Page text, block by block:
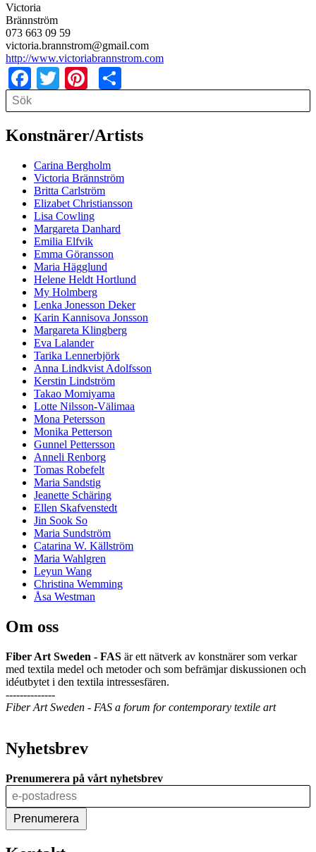
Victoria
Brännström
073 663 09 59
victoria.brannstrom@gmail.com
http://www.victoriabrannstrom.com
Facebook
TwitterPinterest
Search
Search
Konstnärer/Artists
Carina Bergholm
Victoria Brännström
Britta Carlström
Elizabet Christiansson
Lisa Cowling
Margareta Danhard
Emilia Elfvik
Emma Göransson
Maria Hägglund
Helene Heldt Hortlund
My Holmberg
Lenka Jonesson Deker
Karin Kannisova Jonsson
Margareta Klingberg
Eva Lalander
Tarika Lennerbjörk
Anna Lindkvist Adolfsson
Kerstin Lindström
Takao Momiyama
Lotte Nilsson-Välimaa
Mona Petersson
Monika Petterson
Gunnel Pettersson
Anneli Renborg
Tomas Robefelt
Maria Sandstig
Jeanette Schäring
Ellen Skafvenstedt
Jin Sook So
Maria Sundström
Catarina W. Källström
Maria Wahlgren
Leyun Wang
Christina Wemming
Åsa Westman
Om oss
Fiber Art Sweden - FAS är ett nätverk av konstnärer som verkar
med textila medel och metoder och som befrämjar diskussionen och
idéutbytet i den textila intressesfären.
--------------
Fiber Art Sweden - FAS a forum for contemporary textile art
Nyhetsbrev
Prenumerera på vårt nyhetsbrev